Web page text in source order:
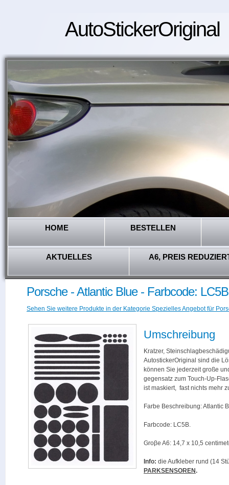
AutoStickerOriginal
HOME BESTELLEN
AKTUELLES A6, PREIS
Porsche - Atlantic Blue - Farbcode: LC5B
Sehen Sie weitere Produkte in der Kategorie Spezielles Angebot für
Umschreibung
Kratzer,
AutostickerOriginal sind die
können Sie jederzeit große
gegensatz zum Touch-Up-
ist maskiert, fast nichts mehr
Farbe Beschreibung: Atlantic
Farbcode: LC5B.
Groβe A6: 14,7 x 10,5
Info: die Aufkleber rund (14
PARKSENSOREN.